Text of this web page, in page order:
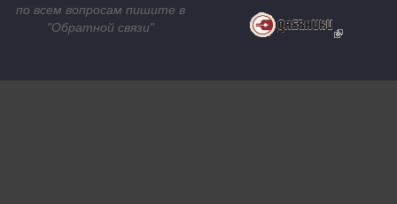
по всем вопросам пишите в
"Обратной связи"